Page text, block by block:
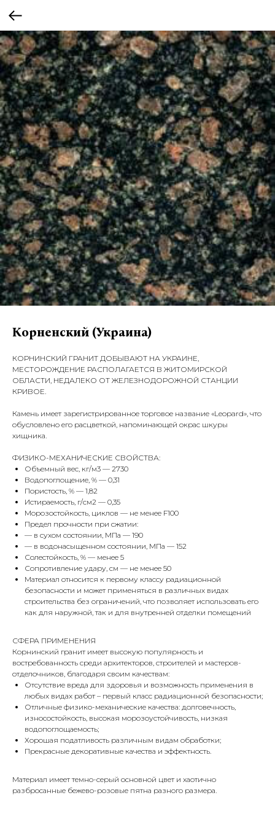
Корненский (Украина)
КОРНИНСКИЙ ГРАНИТ ДОБЫВАЮТ НА УКРАИНЕ,
МЕСТОРОЖДЕНИЕ РАСПОЛАГАЕТСЯ В ЖИТОМИРСКОЙ
ОБЛАСТИ, НЕДАЛЕКО ОТ ЖЕЛЕЗНОДОРОЖНОЙ СТАНЦИИ
КРИВОЕ.
Камень имеет зарегистрированное торговое название «Leopard», что
обусловлено его расцветкой, напоминающей окрас шкуры
хищника.
ФИЗИКО-МЕХАНИЧЕСКИЕ СВОЙСТВА:
Объемный вес, кг/м3 — 2730
Водопоглощение, % — 0,31
Пористость, % — 1,82
Истираемость, г/см2 — 0,35
Морозостойкость, циклов — не менее F100
Предел прочности при сжатии:
— в сухом состоянии, МПа — 190
— в водонасыщенном состоянии, МПа — 152
Солестойкость, % — менее 5
Сопротивление удару, см — не менее 50
Материал относится к первому классу радиационной
безопасности и может применяться в различных видах
строительства без ограничений, что позволяет использовать его
как для наружной, так и для внутренней отделки помещений
СФЕРА ПРИМЕНЕНИЯ
Корнинский гранит имеет высокую популярность и
востребованность среди архитекторов, строителей и мастеров-
отделочников, благодаря своим качествам:
Отсутствие вреда для здоровья и возможность применения в
любых видах работ – первый класс радиационной безопасности;
Отличные физико-механические качества: долговечность,
износостойкость, высокая морозоустойчивость, низкая
водопоглощаемость;
Хорошая податливость различным видам обработки;
Прекрасные декоративные качества и эффектность.
Материал имеет темно-серый основной цвет и хаотично
разбросанные бежево-розовые пятна разного размера.